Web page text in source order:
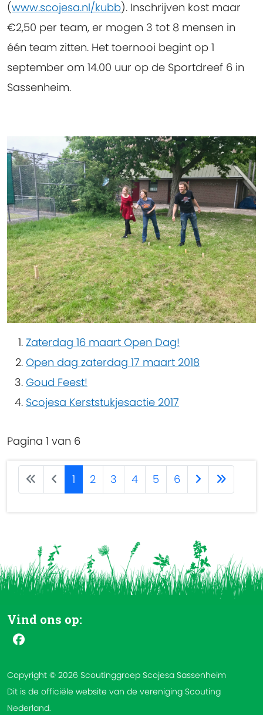
(www.scojesa.nl/kubb). Inschrijven kost maar
€2,50 per team, er mogen 3 tot 8 mensen in
één team zitten. Het toernooi begint op 1
september om 14.00 uur op de Sportdreef 6 in
Sassenheim.
Zaterdag 16 maart Open Dag!
Open dag zaterdag 17 maart 2018
Goud Feest!
Scojesa Kerststukjesactie 2017
Pagina 1 van 6
1 2 3 4 5 6
Vind ons op:
Copyright © 2026 Scoutinggroep Scojesa Sassenheim
Dit is de officiële website van de vereniging Scouting
Nederland.